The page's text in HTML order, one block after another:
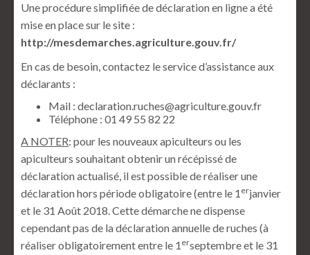
Une procédure simplifiée de déclaration en ligne a été
mise en place sur le site :
http://mesdemarches.agriculture.gouv.fr/
En cas de besoin, contactez le service d’assistance aux
déclarants :
Mail : declaration.ruches@agriculture.gouv.fr
Téléphone : 01 49 55 82 22
A NOTER: pour les nouveaux apiculteurs ou les
apiculteurs souhaitant obtenir un récépissé de
déclaration actualisé, il est possible de réaliser une
déclaration hors période obligatoire (entre le 1 erjanvier
et le 31 Août 2018. Cette démarche ne dispense
cependant pas de la déclaration annuelle de ruches (à
réaliser obligatoirement entre le 1 erseptembre et le 31